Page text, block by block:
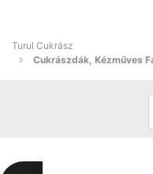
Turul Cukrász
Cukrászdák, Kézműves